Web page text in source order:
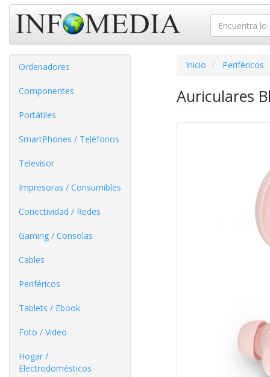
Ordenadores
Componentes
Portátiles
SmartPhones / Teléfonos
Televisor
Impresoras / Consumibles
Conectividad / Redes
Gaming / Consolas
Cables
Periféricos
Tablets / Ebook
Foto / Video
Hogar /
Electrodomésticos
Inicio Periféricos
Auriculares